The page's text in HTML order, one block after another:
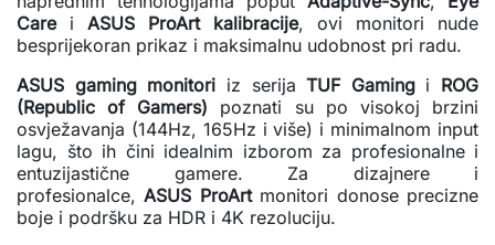
Carei ASUS ProArt kalibracije, ovi monitori nude
besprijekoran prikaz i maksimalnu udobnost pri radu.
ASUS gaming monitori iz serijaTUF Gamingi ROG
(Republic of Gamers) poznati su po visokoj brzini
osvježavanja (144Hz, 165Hz i više) i minimalnom input
lagu, što ih čini idealnim izborom za profesionalne i
entuzijastične gamere. Za dizajnere i
profesionalce,ASUS ProArtmonitori donose precizne
boje i podršku za HDR i 4K rezoluciju.